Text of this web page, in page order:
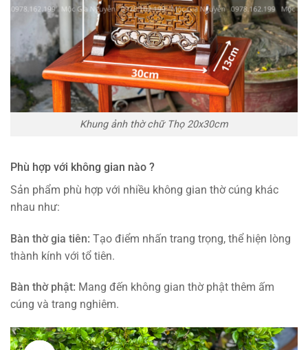
Khung ảnh thờ chữ Thọ 20x30cm
Phù hợp với không gian nào ?
Sản phẩm phù hợp với nhiều không gian thờ cúng khác
nhau như:
Bàn thờ gia tiên: Tạo điểm nhấn trang trọng, thể hiện lòng
thành kính với tổ tiên.
Bàn thờ phật: Mang đến không gian thờ phật thêm ấm
cúng và trang nghiêm.